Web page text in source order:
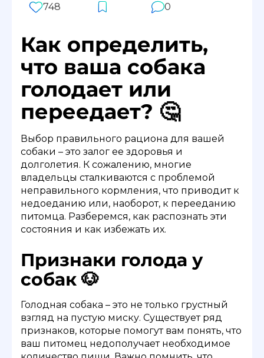
748 0
Как определить,
что ваша собака
голодает или
переедает? 🤔
Выбор правильного рациона для вашей
собаки – это залог ее здоровья и
долголетия. К сожалению, многие
владельцы сталкиваются с проблемой
неправильного кормления, что приводит к
недоеданию или, наоборот, к перееданию
питомца. Разберемся, как распознать эти
состояния и как избежать их.
Признаки голода у
собак 🐶
Голодная собака – это не только грустный
взгляд на пустую миску. Существует ряд
признаков, которые помогут вам понять, что
ваш питомец недополучает необходимое